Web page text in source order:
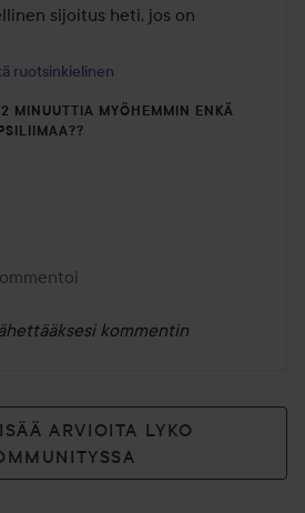
sijoitus heti, jos on
ruotsinkielinen
MINUUTTIA MYÖHEMMIN ENKÄ
kommentin
ARVIOITA LYKO